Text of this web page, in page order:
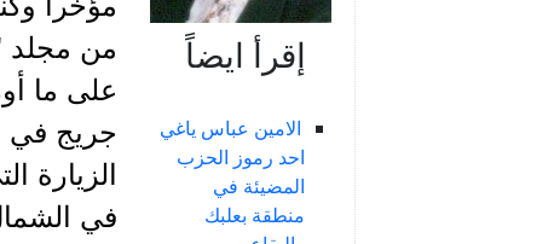
إقرأ ايضاً
الامين عباس ياغي
احد رموز الحزب
المضيئة في
منطقة بعلبك
من مجلد
على ما
الزيارة
في